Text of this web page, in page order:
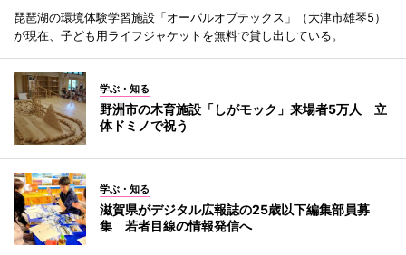
琵琶湖の環境体験学習施設「オーパルオプテックス」（大津市雄琴5）
が現在、子ども用ライフジャケットを無料で貸し出している。
学ぶ・知る
野洲市の木育施設「しがモック」来場者5万人 立
体ドミノで祝う
学ぶ・知る
滋賀県がデジタル広報誌の25歳以下編集部員募
集 若者目線の情報発信へ